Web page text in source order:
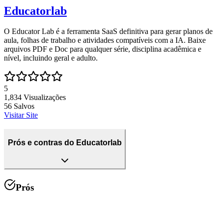
Educatorlab
O Educator Lab é a ferramenta SaaS definitiva para gerar planos de
aula, folhas de trabalho e atividades compatíveis com a IA. Baixe
arquivos PDF e Doc para qualquer série, disciplina acadêmica e
nível, incluindo geral e adulto.
5
1,834 Visualizações
56 Salvos
Visitar Site
Prós e contras do Educatorlab
Prós